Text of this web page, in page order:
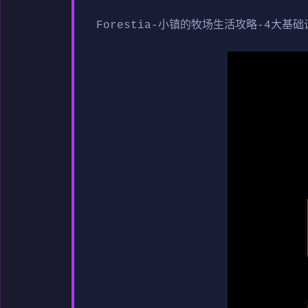
Forestia-小镇的牧场生活攻略-4大基础